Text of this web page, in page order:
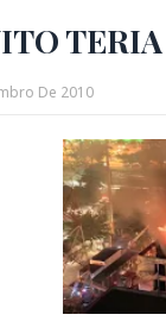
De 2010